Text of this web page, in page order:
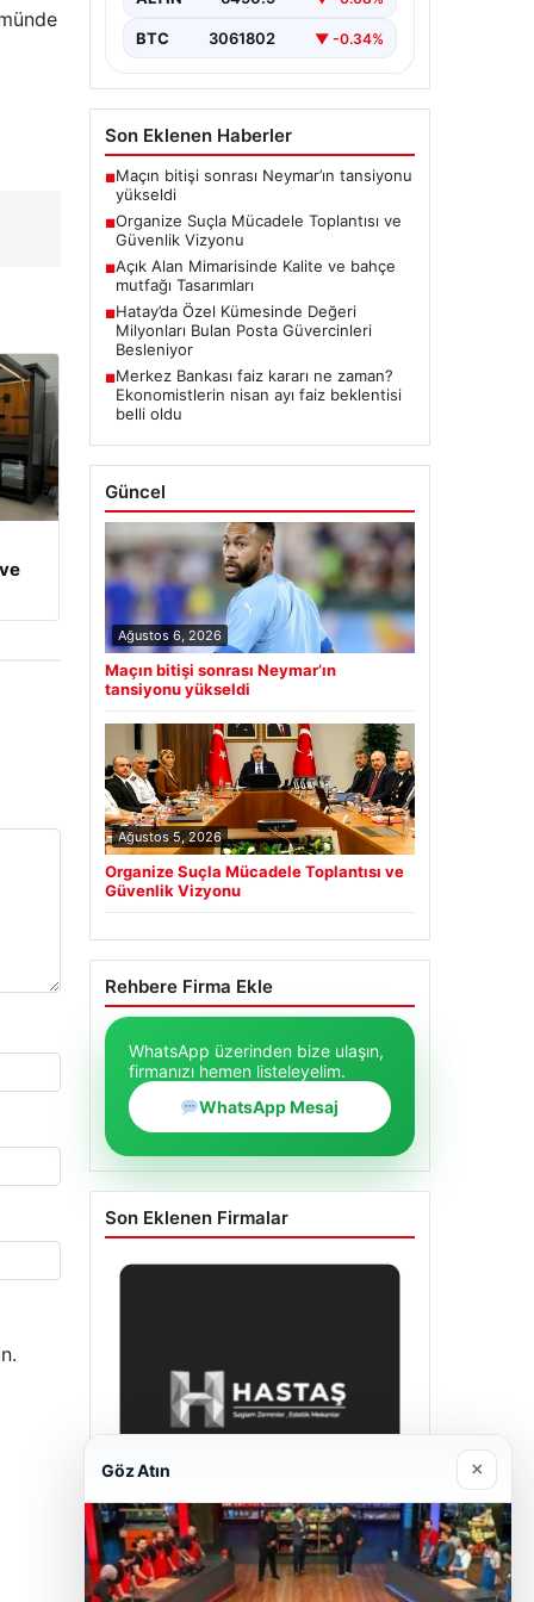
BTC 3061802 ▼ -0.34%
Son Eklenen Haberler
■Maçın bitişi sonrası Neymar’ın tansiyonu
yükseldi
■Organize Suçla Mücadele Toplantısı ve
Güvenlik Vizyonu
■Açık Alan Mimarisinde Kalite ve bahçe
mutfağı Tasarımları
■Hatay’da Özel Kümesinde Değeri
Milyonları Bulan Posta Güvercinleri
Besleniyor
■Merkez Bankası faiz kararı ne zaman?
Ekonomistlerin nisan ayı faiz beklentisi
belli oldu
Güncel
Ağustos 6, 2026
Maçın bitişi sonrası Neymar’ın
tansiyonu yükseldi
Ağustos 5, 2026
Organize Suçla Mücadele Toplantısı ve
Güvenlik Vizyonu
Rehbere Firma Ekle
WhatsApp üzerinden bize ulaşın,
firmanızı hemen listeleyelim.
WhatsApp Mesaj
Son Eklenen Firmalar
Enes Kaplan Avukatlık Bürosu
Göz Atın ×